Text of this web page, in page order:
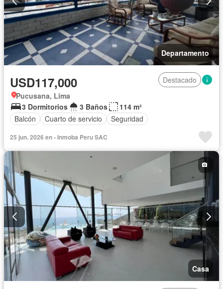
Departamento
USD117,000
Destacado
Pucusana, Lima
3 Dormitorios
3 Baños
114 m²
Balcón
Cuarto de servicio Seguridad
25 jun. 2026 en - Inmoba Peru SAC
Casa